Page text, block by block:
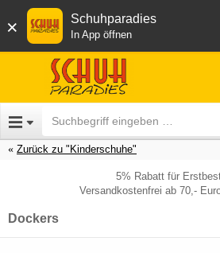
× Schuhparadies
In App öffnen
Zurück zu "Kinderschuhe"
5% Rabatt für
Versandkostenfrei ab 70,-
Dockers